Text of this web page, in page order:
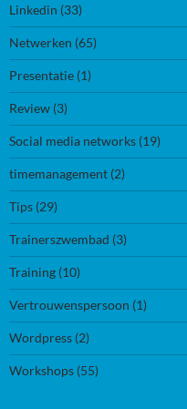
Linkedin (33)
Netwerken (65)
Presentatie (1)
Review (3)
Social media networks (19)
timemanagement (2)
Tips (29)
Trainerszwembad (3)
Training (10)
Vertrouwenspersoon (1)
Wordpress (2)
Workshops (55)